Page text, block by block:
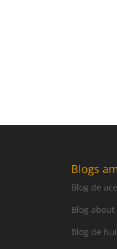
Blogs
Blog de
Blog about
Blog de